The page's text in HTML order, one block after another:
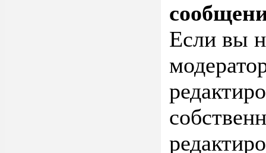
Если вы